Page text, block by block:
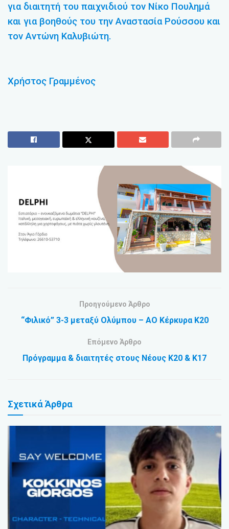
για διαιτητή του παιχνιδιού τον Νίκο Πουλημά
και για βοηθούς του την Αναστασία Ρούσσου και
τον Αντώνη Καλυβιώτη.
Χρήστος Γραμμένος
Προηγούμενο Άρθρο
“Φιλικό” 3-3 μεταξύ Ολύμπου – ΑΟ Κέρκυρα Κ20
Επόμενο Άρθρο
Πρόγραμμα & διαιτητές στους Νέους Κ20 & Κ17
ΣχετικάΆρθρα